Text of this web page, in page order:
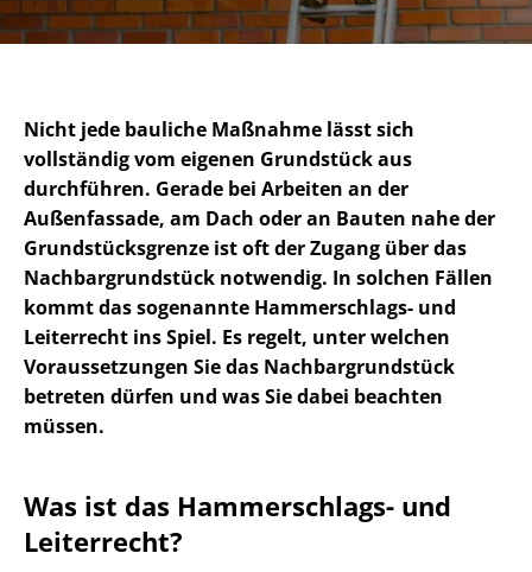
Nicht jede bauliche Maßnahme lässt sich
vollständig vom eigenen Grundstück aus
durchführen. Gerade bei Arbeiten an der
Außenfassade, am Dach oder an Bauten nahe der
Grund­stücks­gren­ze ist oft der Zugang über das
Nach­bar­grund­stück notwendig. In solchen Fällen
kommt das sogenannte Hammerschlags- und
Leiterrecht ins Spiel. Es regelt, unter welchen
Voraussetzungen Sie das Nach­bar­grund­stück
betreten dürfen und was Sie dabei beachten
müssen.
Was ist das Hammerschlags- und
Leiterrecht?